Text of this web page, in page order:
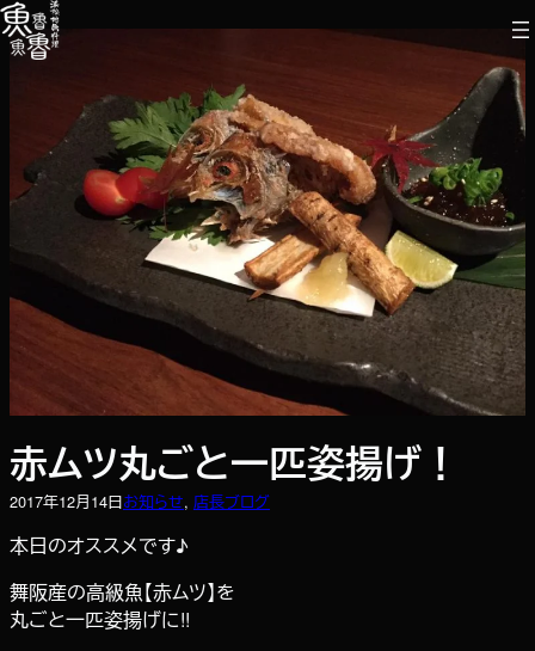
内
容
プ
赤ムツ丸ごと一匹姿揚げ！
2017年12月14日お知らせ, 店長ブログ
本日のオススメです♪
舞阪産の高級魚【赤ムツ】を
丸ごと一匹姿揚げに!!